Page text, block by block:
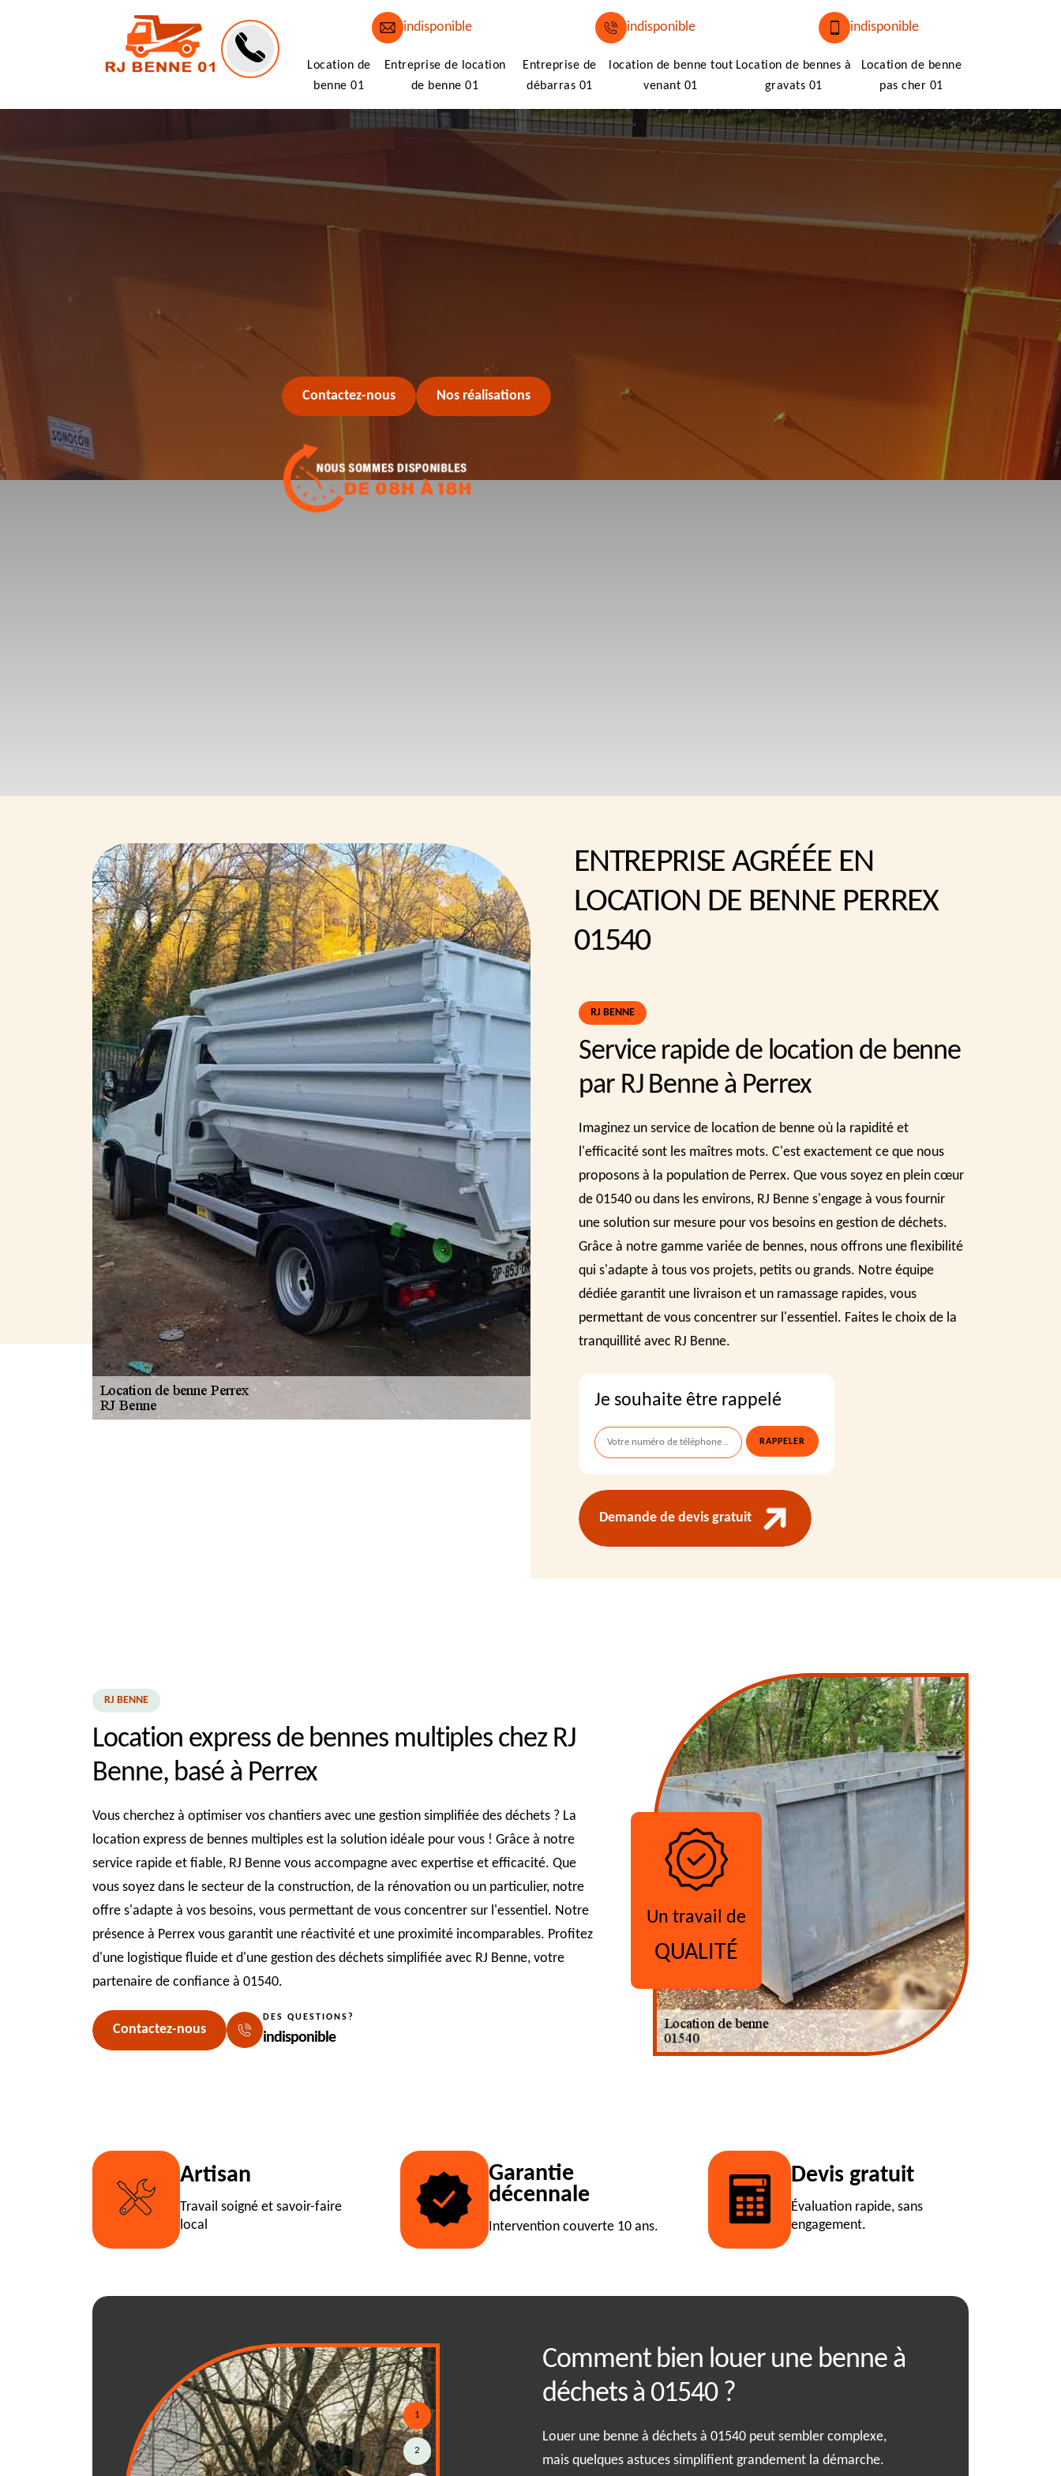
indisponible indisponible indisponible
Location de
benne 01
Entreprise de location
de benne 01
Entreprise de
débarras 01
location de benne tout
venant 01
Location de bennes à
gravats 01
Location de benne
pas cher 01
Contactez-nous Nos réalisations
ENTREPRISE AGRÉÉE EN
LOCATION DE BENNE PERREX
01540
RJ BENNE
Service rapide de location de benne
par RJ Benne à Perrex
Imaginez un service de location de benne où la rapidité et
l'efficacité sont les maîtres mots. C'est exactement ce que nous
proposons à la population de Perrex. Que vous soyez en plein cœur
de 01540 ou dans les environs, RJ Benne s'engage à vous fournir
une solution sur mesure pour vos besoins en gestion de déchets.
Grâce à notre gamme variée de bennes, nous offrons une flexibilité
qui s'adapte à tous vos projets, petits ou grands. Notre équipe
dédiée garantit une livraison et un ramassage rapides, vous
permettant de vous concentrer sur l'essentiel. Faites le choix de la
tranquillité avec RJ Benne.
Je souhaite être rappelé
Demande de devis gratuit
RJ BENNE
Location express de bennes multiples chez RJ
Benne, basé à Perrex
Vous cherchez à optimiser vos chantiers avec une gestion simplifiée des déchets ? La
location express de bennes multiples est la solution idéale pour vous ! Grâce à notre
service rapide et fiable, RJ Benne vous accompagne avec expertise et efficacité. Que
vous soyez dans le secteur de la construction, de la rénovation ou un particulier, notre
offre s'adapte à vos besoins, vous permettant de vous concentrer sur l'essentiel. Notre
présence à Perrex vous garantit une réactivité et une proximité incomparables. Profitez
d'une logistique fluide et d'une gestion des déchets simplifiée avec RJ Benne, votre
partenaire de confiance à 01540.
Contactez-nous
DES QUESTIONS?
indisponible
Un travail de
QUALITÉ
Artisan
Travail soigné et savoir-faire
local
Garantie
décennale
Intervention couverte 10 ans.
Devis gratuit
Évaluation rapide, sans
engagement.
Location de bennes : solutions sur
mesure à 01540
Nous comprenons combien il est crucial de disposer de
solutions de gestion des déchets adaptées à vos besoins
Comment bien louer une benne à
déchets à 01540 ?
Louer une benne à déchets à 01540 peut sembler complexe,
mais quelques astuces simplifient grandement la démarche.
1
2